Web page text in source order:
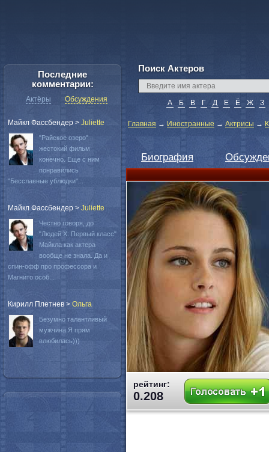
Поиск Актеров
А Б В Г Д Е Ё Ж З
Главная → Иностранные → Актрисы →
Биография
рейтинг:
0.208
Последние
комментарии:
Актёры Обсуждения
Майкл Фассбендер > Juliette
"Райское озеро"
жестокий фильм
конечно. Еще с ним
понравились
"Бесславные ублюдки"...
Майкл Фассбендер > Juliette
Честно говоря, до
"Людей Х: Первый класс"
Майкла как актера
вообще не знала. Да и
спин-офф про профессора и
Магнито особ...
Кирилл Плетнев > Oльга
Безумно талантливый
мужчина.Я прям
влюбилась)))